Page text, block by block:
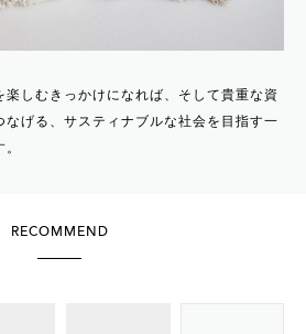
楽しむきっかけになれば、そして貴重な資
げる、サスティナブルな社会を目指す一
RECOMMEND